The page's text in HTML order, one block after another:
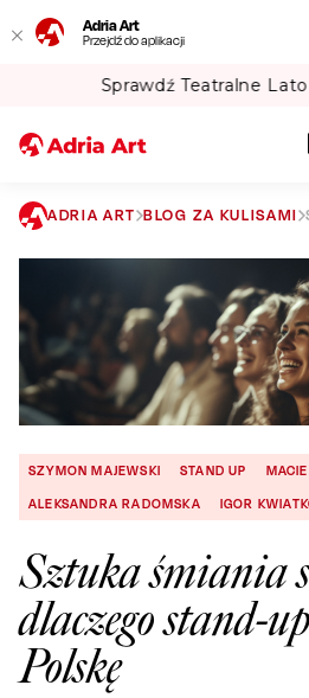
Adria Art
Przejdź do aplikacji
Gipsy Kings w TAURON
ADRIA ART BLOG ZA KULISAMI
SZYMON MAJEWSKI STAND UP
ALEKSANDRA RADOMSKA
IGOR
Sztuka śmiania
dlaczego stand-
Polskę